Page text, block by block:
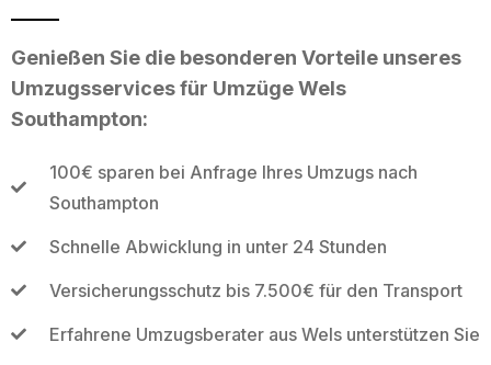
Genießen Sie die besonderen Vorteile unseres
Umzugsservices für Umzüge Wels
Southampton:
100€ sparen bei Anfrage Ihres Umzugs nach
Southampton
Schnelle Abwicklung in unter 24 Stunden
Versicherungsschutz bis 7.500€ für den Transport
Erfahrene Umzugsberater aus Wels unterstützen Sie